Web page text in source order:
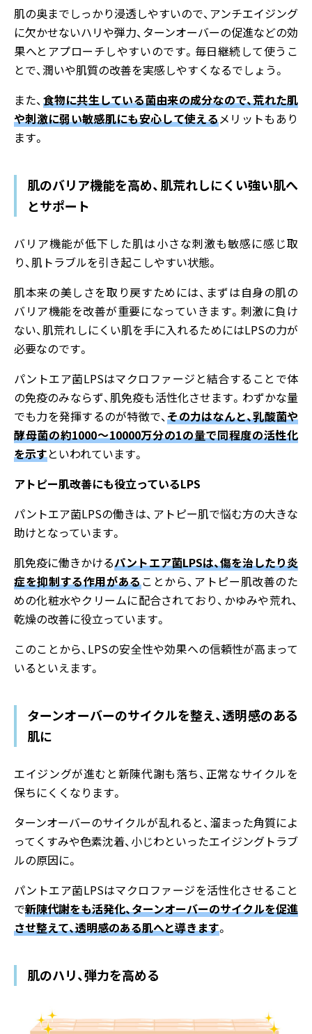
肌の奥までしっかり浸透しやすいので、アンチエイジング
に欠かせないハリや弾力、ターンオーバーの促進などの効
果へとアプローチしやすいのです。毎日継続して使うこ
とで、潤いや肌質の改善を実感しやすくなるでしょう。
また、 食物に共生している菌由来の成分なので、荒れた肌
や刺激に弱い敏感肌にも安心して使えるメリットもあり
ます。
肌のバリア機能を高め、肌荒れしにくい強い肌へ
とサポート
バリア機能が低下した肌は小さな刺激も敏感に感じ取
り、肌トラブルを引き起こしやすい状態。
肌本来の美しさを取り戻すためには、まずは自身の肌の
バリア機能を改善が重要になっていきます。刺激に負け
ない、肌荒れしにくい肌を手に入れるためにはLPSの力が
必要なのです。
パントエア菌LPSはマクロファージと結合することで体
の免疫のみならず、肌免疫も活性化させます。わずかな量
でも力を発揮するのが特徴で、その力はなんと、乳酸菌や
酵母菌の約1000～10000万分の1の量で同程度の活性化
を示すといわれています。
アトピー肌改善にも役立っているLPS
パントエア菌LPSの働きは、アトピー肌で悩む方の大きな
助けとなっています。
肌免疫に働きかけるパントエア菌LPSは、傷を治したり炎
症を抑制する作用があることから、アトピー肌改善のた
めの化粧水やクリームに配合されており、かゆみや荒れ、
乾燥の改善に役立っています。
このことから、LPSの安全性や効果への信頼性が高まって
いるといえます。
ターンオーバーのサイクルを整え、透明感のある
肌に
エイジングが進むと新陳代謝も落ち、正常なサイクルを
保ちにくくなります。
ターンオーバーのサイクルが乱れると、溜まった角質によ
ってくすみや色素沈着、小じわといったエイジングトラブ
ルの原因に。
パントエア菌LPSはマクロファージを活性化させること
で新陳代謝をも活発化、ターンオーバーのサイクルを促進
させ整えて、透明感のある肌へと導きます。
肌のハリ、弾力を高める